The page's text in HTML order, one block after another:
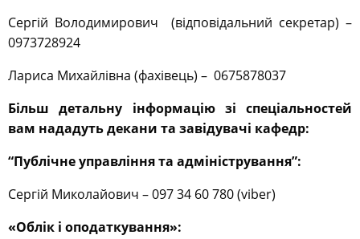
Сергій Володимирович (відповідальний секретар) –
0973728924
Лариса Михайлівна (фахівець) – 0675878037
Більш детальну інформацію зі спеціальностей
вам нададуть декани та завідувачі кафедр:
“Публічне управління та адміністрування”:
Сергій Миколайович – 097 34 60 780 (viber)
«Облік і оподаткування»: